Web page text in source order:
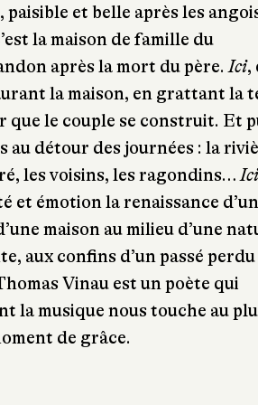
paisible et belle après les
la maison de famille du
après la mort du père.Ici,
la maison, en grattant la
que le couple se construit. Et
au détour des journées : la
les voisins, les ragondins…
et émotion la renaissance d’un
maison au milieu d’une
aux confins d’un passé
Vinau est un poète qui
la musique nous touche au
de grâce.